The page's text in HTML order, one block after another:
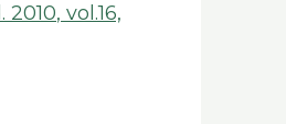
. 2010, vol.16,